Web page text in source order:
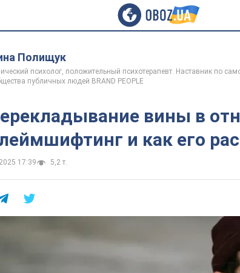
Полищук
психолог, положительный психотерапевт. Наставник по
публичных людей BRAND PEOPLE
вины в
и как его
17:39 5,2 т.